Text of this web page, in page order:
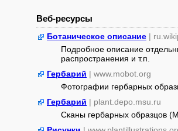
Веб-ресурсы
Ботаническое описание |
Подробное описание
распространения и т.п.
Гербарий | www.mobot.org
Фотографии гербарных
Гербарий | plant.depo.msu.ru
Сканы гербарных образцов